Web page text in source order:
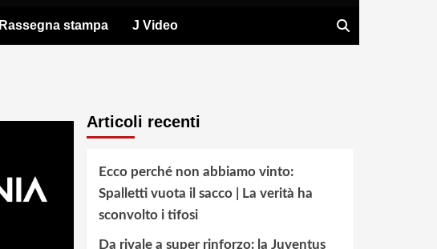
Rassegna stampa J Video
Articoli recenti
Ecco perché non abbiamo vinto:
Spalletti vuota il sacco | La verità ha
sconvolto i tifosi
Da rivale a super rinforzo: la Juventus